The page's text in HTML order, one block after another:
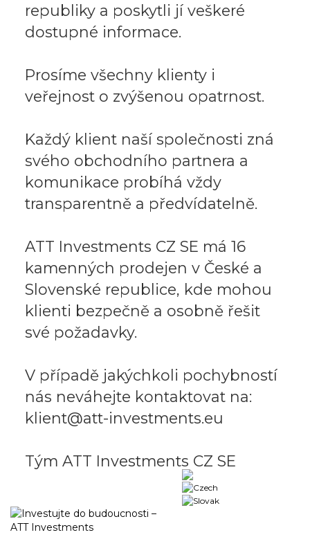
republiky a poskytli jí veškeré
dostupné informace.
Prosíme všechny klienty i
veřejnost o zvýšenou opatrnost.
Každý klient naší společnosti zná
svého obchodního partnera a
komunikace probíhá vždy
transparentně a předvídatelně.
ATT Investments CZ SE má 16
kamenných prodejen v České a
Slovenské republice, kde mohou
klienti bezpečně a osobně řešit
své požadavky.
V případě jakýchkoli pochybností
nás neváhejte kontaktovat na:
klient@att-investments.eu
Tým ATT Investments CZ SE